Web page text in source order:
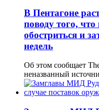
В Пентагоне
поводу того,
обостриться и
недель
Об этом сообщает
неназванный